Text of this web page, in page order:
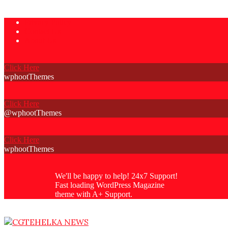
Skip
content
Click Here
wphootThemes
Click Here
@wphootThemes
Click Here
wphootThemes
We'll be happy to help! 24x7 Support!
Fast loading WordPress Magazine
theme with A+ Support.